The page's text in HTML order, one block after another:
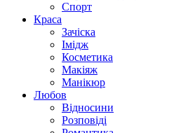
Спорт
Краса
Зачіска
Імідж
Косметика
Макіяж
Манікюр
Любов
Відносини
Розповіді